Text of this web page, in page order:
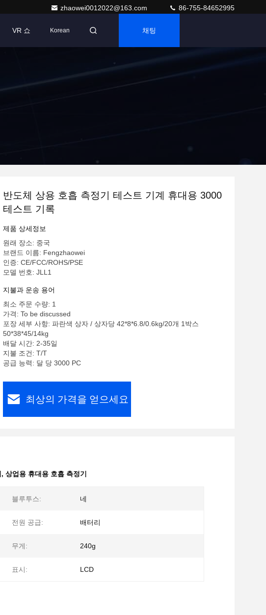
zhaowei0012022@163.com 86-755-84652995
VR 쇼 Korean 채팅
반도체 상용 호흡 측정기 테스트 기계 휴대용 3000
테스트 기록
제품 상세정보
원래 장소: 중국
브랜드 이름: Fengzhaowei
인증: CE/FCC/ROHS/PSE
모델 번호: JLL1
지불과 운송 용어
최소 주문 수량: 1
가격: To be discussed
포장 세부 사항: 파란색 상자 / 상자당 42*8*6.8/0.6kg/20개 1박스
50*38*45/14kg
배달 시간: 2-35일
지불 조건: T/T
공급 능력: 달 당 3000 PC
최상의 가격을 얻으세요
, 상업용 휴대용 호흡 측정기
블루투스: 네
전원 공급: 배터리
무게: 240g
표시: LCD